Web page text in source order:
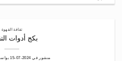
ثقافة القهوة
بكج أدوات
منشور في2024-07-15